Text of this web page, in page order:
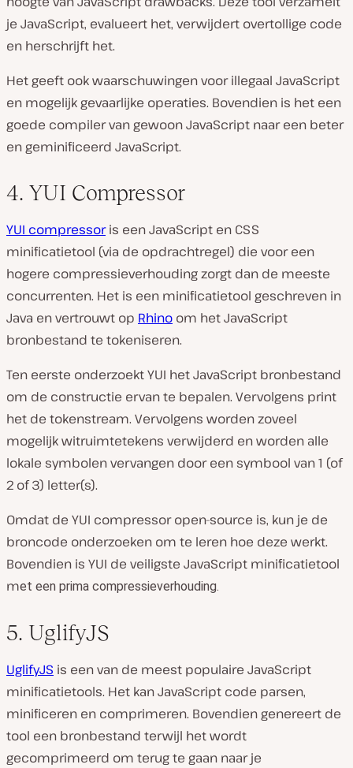
je JavaScript, evalueert het, verwijdert overtollige code
en herschrijft het.
Het geeft ook waarschuwingen voor illegaal JavaScript
en mogelijk gevaarlijke operaties. Bovendien is het een
goede compiler van gewoon JavaScript naar een beter
en geminificeerd JavaScript.
4. YUI Compressor
YUI compressoris een JavaScript en CSS
minificatietool (via de opdrachtregel) die voor een
hogere compressieverhouding zorgt dan de meeste
concurrenten. Het is een minificatietool geschreven in
Java en vertrouwt op Rhino om het JavaScript
bronbestand te tokeniseren.
Ten eerste onderzoekt YUI het JavaScript bronbestand
om de constructie ervan te bepalen. Vervolgens print
het de tokenstream. Vervolgens worden zoveel
mogelijk witruimtetekens verwijderd en worden alle
lokale symbolen vervangen door een symbool van 1 (of
2 of 3) letter(s).
Omdat de YUI compressor open-source is, kun je de
broncode onderzoeken om te leren hoe deze werkt.
Bovendien is YUI de veiligste JavaScript minificatietool
met een prima compressieverhouding.
5. UglifyJS
UglifyJS is een van de meest populaire JavaScript
minificatietools. Het kan JavaScript code parsen,
minificeren en comprimeren. Bovendien genereert de
tool een bronbestand terwijl het wordt
gecomprimeerd om terug te gaan naar je